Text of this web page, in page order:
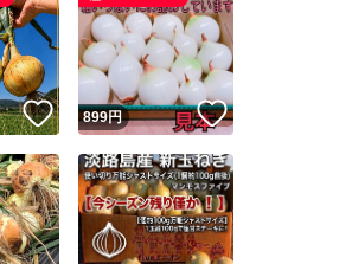
基づく表示であり、発送を保証しているものではあ
発送
このユーザーは高頻度で24時間以内＆設
このユーザーは高頻度で24時間以内に発送
このユーザーは設定した発送日数内に発送
いいね！
899円 いいね！